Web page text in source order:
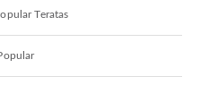
Teratas